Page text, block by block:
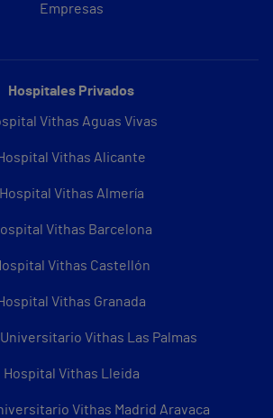
Empresas
Hospitales Privados
Vithas Aguas Vivas
Vithas Alicante
Hospital Vithas Almería
Vithas Barcelona
Vithas Castellón
Vithas Granada
Vithas Las Palmas
Hospital Vithas Lleida
Vithas Madrid Aravaca